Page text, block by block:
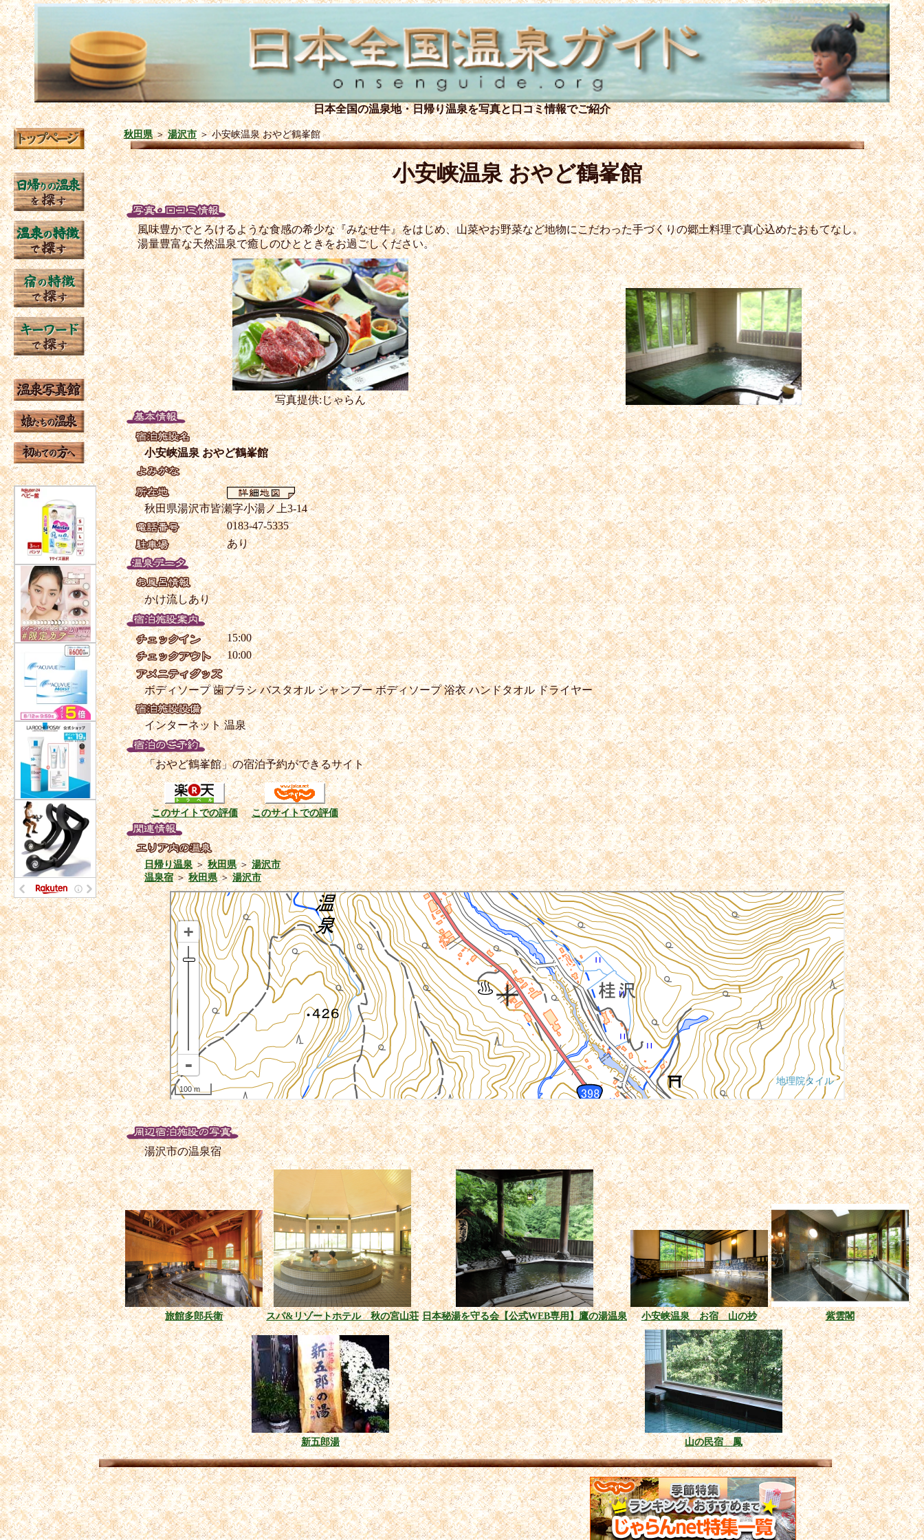
日本全国の温泉地・日帰り温泉を写真と口コミ情報でご紹介
秋田県＞湯沢市＞小安峡温泉 おやど鶴峯館
小安峡温泉 おやど鶴峯館
風味豊かでとろけるような食感の希少な『みなせ牛』をはじめ、山菜やお野菜など地物にこだわった手づくりの郷土料理で真心込めたおもてなし。
湯量豊富な天然温泉で癒しのひとときをお過ごしください。
写真提供:じゃらん
小安峡温泉 おやど鶴峯館
秋田県湯沢市皆瀬字小湯ノ上3-14
0183-47-5335
あり
かけ流しあり
15:00
10:00
ボディソープ歯ブラシバスタオルシャンプーボディソープ浴衣ハンドタオルドライヤー
インターネット温泉
「おやど鶴峯館」の宿泊予約ができるサイト
このサイトでの評価 このサイトでの評価
日帰り温泉＞秋田県＞湯沢市
温泉宿＞秋田県＞湯沢市
湯沢市の温泉宿
旅館多郎兵衛 スパ&リゾートホテル 秋の宮山荘 日本秘湯を守る会【公式WEB専用】鷹の湯温泉 小安峡温泉 お宿 山の抄 紫雲閣
新五郎湯 山の民宿 鳳